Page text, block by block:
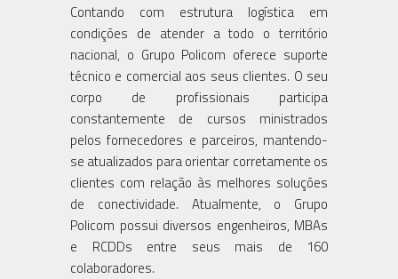
Contando com estrutura logística em
condições de atender a todo o território
nacional, o Grupo Policom oferece suporte
técnico e comercial aos seus clientes. O seu
corpo de profissionais participa
constantemente de cursos ministrados
pelos fornecedores e parceiros, mantendo-
se atualizados para orientar corretamente os
clientes com relação às melhores soluções
de conectividade. Atualmente, o Grupo
Policom possui diversos engenheiros, MBAs
e RCDDs entre seus mais de 160
colaboradores.